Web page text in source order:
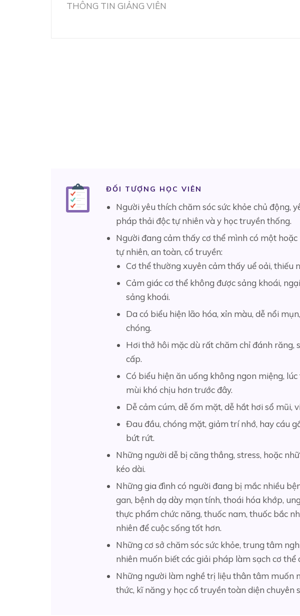
THÔNG TIN GIẢNG VIÊN
ĐỐI TƯỢNG HỌC VIÊN
Người yêu thích chăm sóc sức khỏe chủ động,
pháp thải độc tự nhiên và y học truyền thống.
Người đang cảm thấy cơ thể mình có một
tự nhiên, an toàn, cổ truyền:
Cơ thể thường xuyên cảm thấy uể oải, thiếu
Cảm giác cơ thể không được sảng khoái,
sảng khoái.
Da có biểu hiện lão hóa, xỉn màu, dễ nổi
chóng.
Hơi thở hôi mặc dù rất chăm chỉ đánh răng,
cấp.
Có biểu hiện ăn uống không ngon miệng,
mùi khó chịu hơn trước đây.
Dễ cảm cúm, dễ ốm mặt, dễ hắt hơi sổ mũi,
Đau đầu, chóng mặt, giảm trí nhớ, hay cáu
bứt rứt.
Những người dễ bị căng thẳng, stress, hoặc
kéo dài.
Những gia đình có người đang bị mắc nhiều
gan, bệnh dạ dày mạn tính, thoái hóa khớp,
thực phẩm chức năng, thuốc nam, thuốc bắc
nhiên để cuộc sống tốt hơn.
Những cơ sở chăm sóc sức khỏe, trung tâm
nhiên muốn biết các giải pháp làm sạch cơ
Những người làm nghề trị liệu thân tâm muốn
thức, kĩ năng y học cổ truyền toàn diện chuyên